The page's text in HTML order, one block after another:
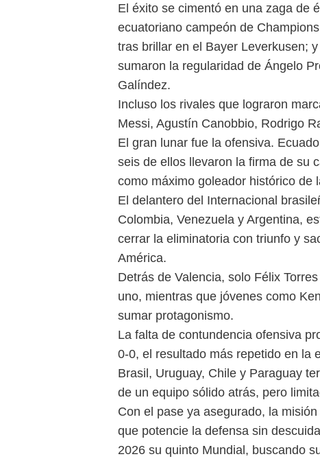
El éxito se cimentó en una zaga de
ecuatoriano campeón de
tras brillar en el Bayer Leverkusen;
sumaron la regularidad de Ángelo
Galíndez.
Incluso los rivales que lograron
Messi, Agustín Canobbio, Rodrigo
El gran lunar fue la ofensiva.
seis de ellos llevaron la firma de su
como máximo goleador histórico de
El delantero del Internacional
Colombia, Venezuela y Argentina,
cerrar la eliminatoria con triunfo y
América.
Detrás de Valencia, solo Félix
uno, mientras que jóvenes como
sumar protagonismo.
La falta de contundencia ofensiva
0-0, el resultado más repetido en la
Brasil, Uruguay, Chile y Paraguay
de un equipo sólido atrás, pero
Con el pase ya asegurado, la
que potencie la defensa sin
2026 su quinto Mundial, buscando